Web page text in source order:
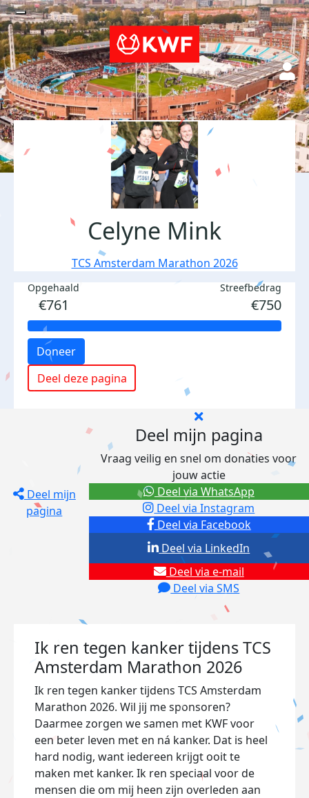
Celyne Mink
TCS Amsterdam Marathon 2026
Opgehaald
€761
Streefbedrag
€750
Doneer
Deel deze pagina
Deel mijn
pagina
Deel mijn pagina
Vraag veilig en snel om donaties voor
jouw actie
Deel via Facebook
Deel via Instagram
Deel via e-mail
Deel via SMS
Deel via LinkedIn
Deel via WhatsApp
Ik ren tegen kanker tijdens TCS
Amsterdam Marathon 2026
Ik ren tegen kanker tijdens TCS Amsterdam
Marathon 2026. Wil jij me sponsoren?
Daarmee zorgen we samen met KWF voor
een beter leven met en ná kanker. Dat is heel
hard nodig, want iedereen krijgt ooit te
maken met kanker. Ik ren speciaal voor de
mensen die om mij heen zijn overleden aan